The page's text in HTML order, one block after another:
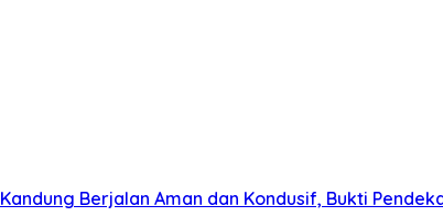
Berjalan Aman dan Kondusif, Bukti